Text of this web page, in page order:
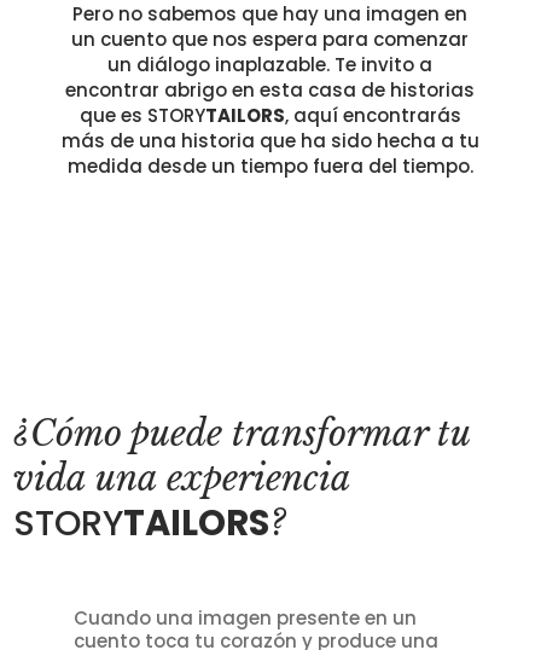
Pero no sabemos que hay una imagen en
un cuento que nos espera para comenzar
un diálogo inaplazable. Te invito a
encontrar abrigo en esta casa de historias
que es STORYTAILORS, aquí encontrarás
más de una historia que ha sido hecha a tu
medida desde un tiempo fuera del tiempo.
¿Cómo puede transformar tu
vida una experiencia
STORYTAILORS?
Cuando una imagen presente en un
cuento toca tu corazón y produce una